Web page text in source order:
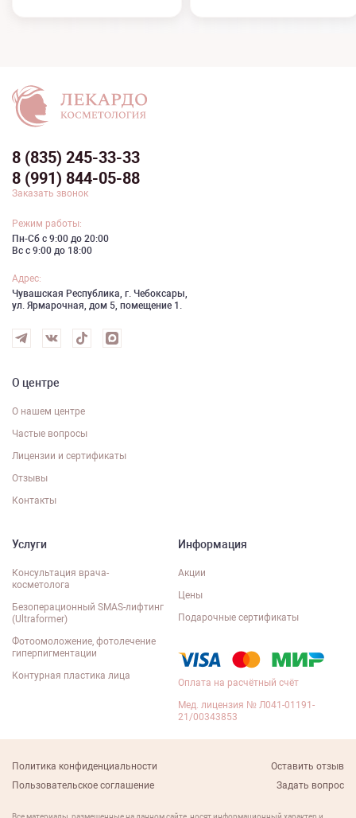
8 (835) 245-33-33
8 (991) 844-05-88
Заказать звонок
Режим работы:
Пн-Сб с 9:00 до 20:00
Вс с 9:00 до 18:00
Адрес:
Чувашская Республика, г. Чебоксары,
ул. Ярмарочная, дом 5, помещение 1.
О центре
О нашем центре
Частые вопросы
Лицензии и сертификаты
Отзывы
Контакты
Услуги
Консультация врача-
косметолога
Безоперационный SMAS-лифтинг
(Ultraformer)
Фотоомоложение, фотолечение
гиперпигментации
Контурная пластика лица
Информация
Акции
Цены
Подарочные сертификаты
Оплата на расчётный счёт
Мед. лицензия № Л041-01191-
21/00343853
Политика конфиденциальности
Оставить отзыв
Пользовательское соглашение
Задать вопрос